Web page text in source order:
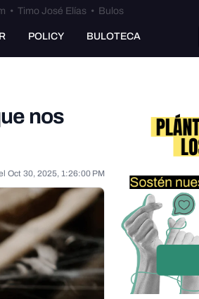
• Timo José Elías• Bulos
POLICY BULOTECA
nos
Oct 30, 2025, 1:26:00 PM